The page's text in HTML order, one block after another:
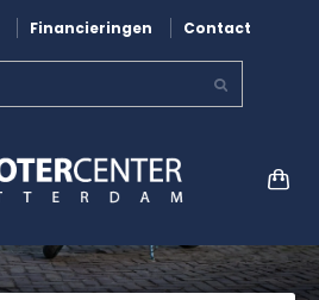
Financieringen Contact